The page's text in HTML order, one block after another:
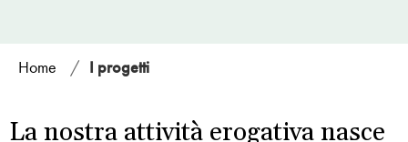
Home / I progetti
La nostra attività erogativa nasce